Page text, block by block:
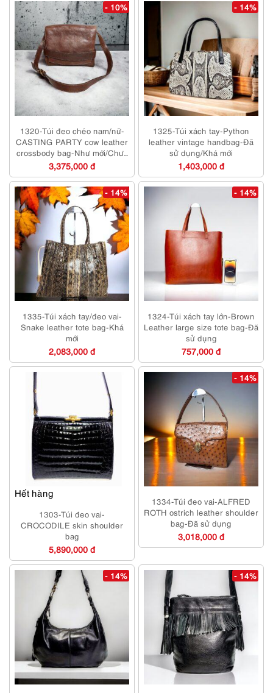
- 10%
1320-Túi đeo chéo nam/nữ-
CASTING PARTY cow leather
crossbody bag-Như mới/Chưa
sử dụng
3,375,000 đ
- 14%
1325-Túi xách tay-Python
leather vintage handbag-Đã
sử dụng/Khá mới
1,403,000 đ
- 14%
1335-Túi xách tay/đeo vai-
Snake leather tote bag-Khá
mới
2,083,000 đ
- 14%
1324-Túi xách tay lớn-Brown
Leather large size tote bag-Đã
sử dụng
757,000 đ
Hết hàng
1303-Túi đeo vai-
CROCODILE skin shoulder
bag
5,890,000 đ
- 14%
1334-Túi đeo vai-ALFRED
ROTH ostrich leather shoulder
bag-Đã sử dụng
3,018,000 đ
- 14% - 14%